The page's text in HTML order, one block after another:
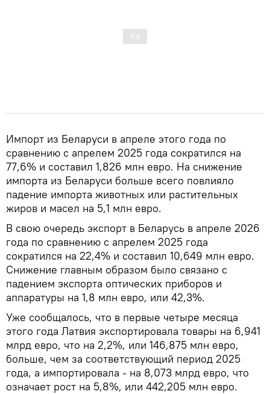
Импорт из Беларуси в апреле этого года по
сравнению с апрелем 2025 года сократился на
77,6% и составил 1,826 млн евро. На снижение
импорта из Беларуси больше всего повлияло
падение импорта животных или растительных
жиров и масел на 5,1 млн евро.
В свою очередь экспорт в Беларусь в апреле 2026
года по сравнению с апрелем 2025 года
сократился на 22,4% и составил 10,649 млн евро.
Снижение главным образом было связано с
падением экспорта оптических приборов и
аппаратуры на 1,8 млн евро, или 42,3%.
Уже сообщалось, что в первые четыре месяца
этого года Латвия экспортировала товары на 6,941
млрд евро, что на 2,2%, или 146,875 млн евро,
больше, чем за соответствующий период 2025
года, а импортировала - на 8,073 млрд евро, что
означает рост на 5,8%, или 442,205 млн евро.